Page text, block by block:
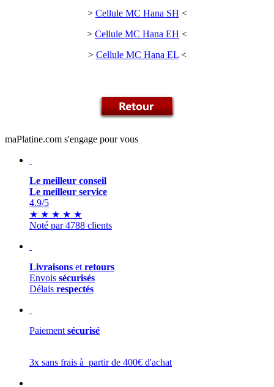
> Cellule MC Hana SH <
> Cellule MC Hana EH <
> Cellule MC Hana EL<
maPlatine.com s'engage pour vous
Le meilleur conseil
Le meilleur service
4.9/5
★ ★ ★ ★ ★
Noté par 4788 clients
Livraisons etretours
Envois sécurisés
Délais respectés
Paiementsécurisé
3x sans frais à partir de 400€ d'achat